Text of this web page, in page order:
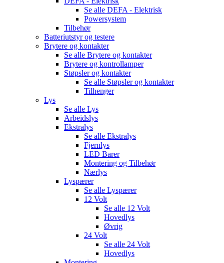
Se alle DEFA - Elektrisk
Powersystem
Tilbehør
Batteriutstyr og testere
Brytere og kontakter
Se alle Brytere og kontakter
Brytere og kontrollamper
Støpsler og kontakter
Se alle Støpsler og kontakter
Tilhenger
Lys
Se alle Lys
Arbeidslys
Ekstralys
Se alle Ekstralys
Fjernlys
LED Barer
Montering og Tilbehør
Nærlys
Lyspærer
Se alle Lyspærer
12 Volt
Se alle 12 Volt
Hovedlys
Øvrig
24 Volt
Se alle 24 Volt
Hovedlys